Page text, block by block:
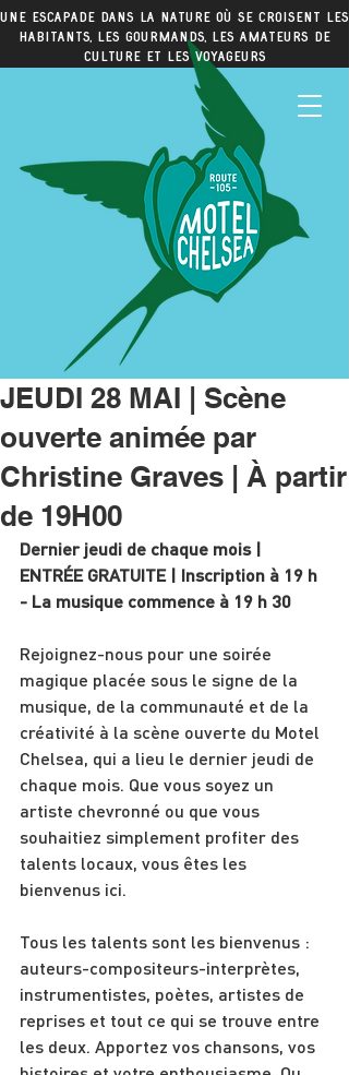
Une escapade dans la nature où se croisent les
habitants, les gourmands, les amateurs de
culture et les voyageurs
JEUDI 28 MAI | Scène
ouverte animée par
Christine Graves | À partir
de 19H00
Dernier jeudi de chaque mois |
ENTRÉE GRATUITE | Inscription à 19 h
- La musique commence à 19 h 30
Rejoignez-nous pour une soirée
magique placée sous le signe de la
musique, de la communauté et de la
créativité à la scène ouverte du Motel
Chelsea, qui a lieu le dernier jeudi de
chaque mois. Que vous soyez un
artiste chevronné ou que vous
souhaitiez simplement profiter des
talents locaux, vous êtes les
bienvenus ici.
Tous les talents sont les bienvenus :
auteurs-compositeurs-interprètes,
instrumentistes, poètes, artistes de
reprises et tout ce qui se trouve entre
les deux. Apportez vos chansons, vos